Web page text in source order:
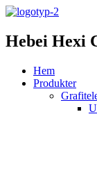
Hebei Hexi
Hem
Produkter